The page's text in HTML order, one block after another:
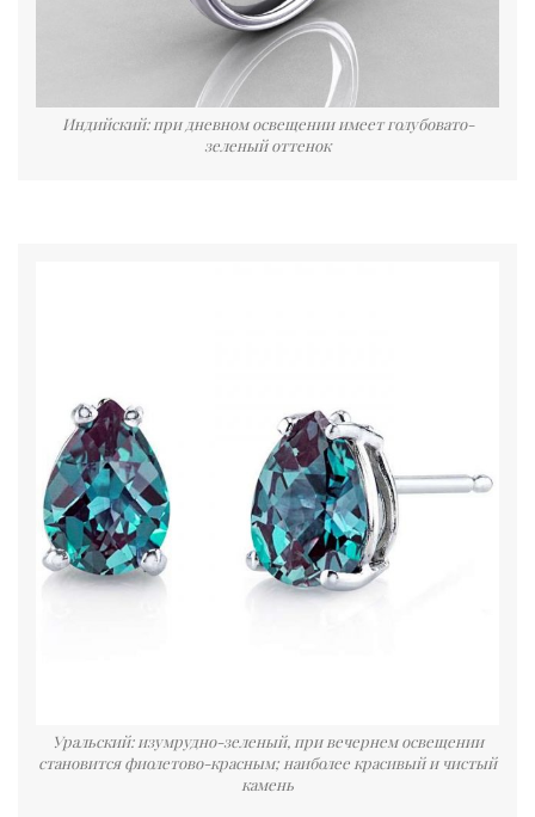
Индийский: при дневном освещении имеет голубовато-
зеленый оттенок
Уральский: изумрудно-зеленый, при вечернем освещении
становится фиолетово-красным; наиболее красивый и чистый
камень